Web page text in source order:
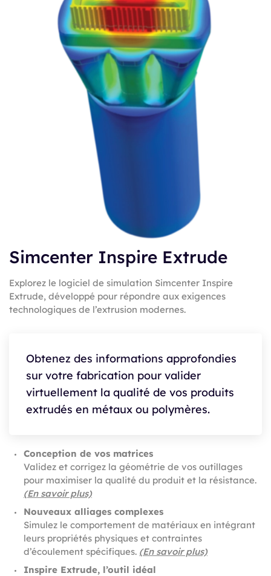
Simcenter Inspire Extrude
Explorez le logiciel de simulation Simcenter Inspire
Extrude, développé pour répondre aux exigences
technologiques de l’extrusion modernes.
Obtenez des informations approfondies
sur votre fabrication pour valider
virtuellement la qualité de vos produits
extrudés en métaux ou polymères.
Conception de vos matrices
Validez et corrigez la géométrie de vos outillages
pour maximiser la qualité du produit et la résistance.
(En savoir plus)
Nouveaux alliages complexes
Simulez le comportement de matériaux en intégrant
leurs propriétés physiques et contraintes
d’écoulement spécifiques. (En savoir plus)
Inspire Extrude, l’outil idéal